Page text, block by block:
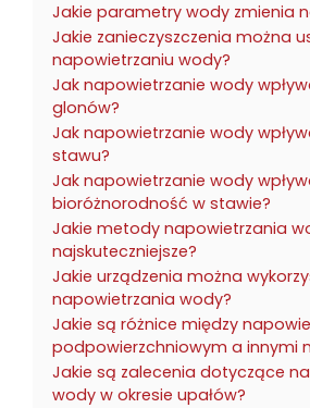
Jakie parametry wody zmienia
Jakie zanieczyszczenia można
napowietrzaniu wody?
Jak napowietrzanie wody
glonów?
Jak napowietrzanie wody
stawu?
Jak napowietrzanie wody
bioróżnorodność w stawie?
Jakie metody napowietrzania
najskuteczniejsze?
Jakie urządzenia można
napowietrzania wody?
Jakie są różnice między
podpowierzchniowym a innymi
Jakie są zalecenia dotyczące
wody w okresie upałów?